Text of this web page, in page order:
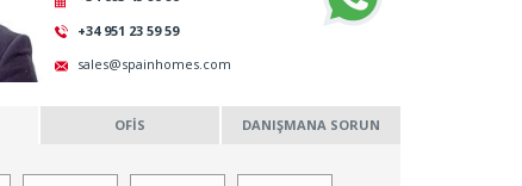
+34 951 23 59 59
sales@spainhomes.com
OFİS DANIŞMANA SORUN